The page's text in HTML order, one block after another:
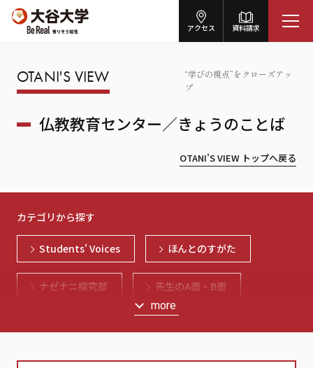
アクセス 資料請求
OTANI'S VIEW
“学びの視点”をクローズアッ
プ
仏教教育センター／きょうのことば
OTANI'S VIEW トップへ戻る
カテゴリから探す
Students' Voices ほんとのすがた
ナゼナニ探究部 先生のA面・B面
学生インタビュー 卒業生インタビュー
more